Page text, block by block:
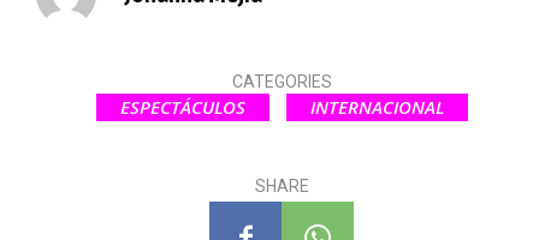
CATEGORIES
ESPECTÁCULOS INTERNACIONAL
SHARE